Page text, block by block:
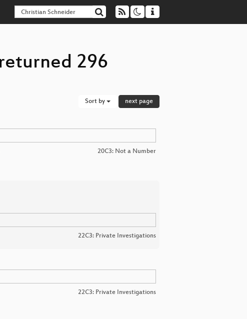
296
Sort by next page
20C3: Not a Number
22C3: Private Investigations
22C3: Private Investigations